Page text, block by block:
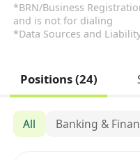
*BRN/Business
and is not for dialing
*Data Sources and
Positions (24)
All Banking &